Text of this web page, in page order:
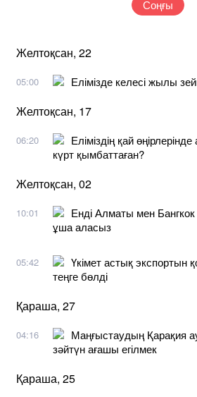
Соңғы
Желтоқсан, 22
05:00 Елімізде келесі жылы
Желтоқсан, 17
06:20
Еліміздің қай
күрт қымбаттаған?
Желтоқсан, 02
10:01
Енді Алматы мен
ұша аласыз
05:42
Үкімет астық экспортын
теңге бөлді
Қараша, 27
04:16
Маңғыстаудың Қарақия
зәйтүн ағашы егілмек
Қараша, 25